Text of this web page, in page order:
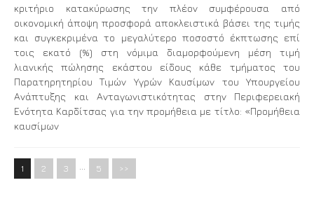
κριτήριο κατακύρωσης την πλέον συμφέρουσα από
οικονομική άποψη προσφορά αποκλειστικά βάσει της τιμής
και συγκεκριμένα το μεγαλύτερο ποσοστό έκπτωσης επί
τοις εκατό (%) στη νόμιμα διαμορφούμενη μέση τιμή
λιανικής πώλησης εκάστου είδους κάθε τμήματος του
Παρατηρητηρίου Τιμών Υγρών Καυσίμων του Υπουργείου
Ανάπτυξης και Ανταγωνιστικότητας στην Περιφερειακή
Ενότητα Καρδίτσας για την προμήθεια με τίτλο: «Προμήθεια
καυσίμων
1 2 3 5 >>